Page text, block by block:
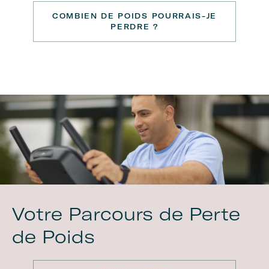
COMBIEN DE POIDS POURRAIS-JE
PERDRE ?
Votre Parcours de Perte
de Poids